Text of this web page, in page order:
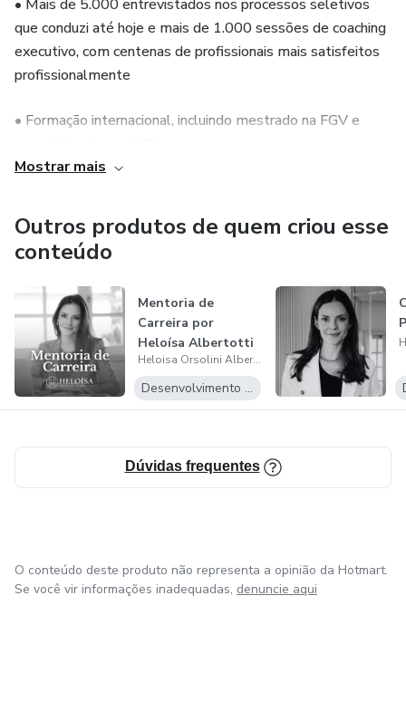
• Mais de 5.000 entrevistados nos processos seletivos
que conduzi até hoje e mais de 1.000 sessões de coaching
executivo, com centenas de profissionais mais satisfeitos
profissionalmente
• Formação internacional, incluindo mestrado na FGV e
• Já ajudei centenas de líderes executivos a alcançarem
promoções e recolocações estratégicas
Sempre fui fascinada por entender como as pessoas
tomam decisões e atualmente atuo exatamente buscando
guiar as pessoas em decisões que as tornem mais
autônomas, mais autênticas, felizes e bem-sucedidas!
Mostrar mais
Outros produtos de quem criou esse
conteúdo
Mentoria de
Carreira por
Heloísa Albertotti
Heloisa Orsolini Albertotti
Desenvolvimento Pessoal
Dúvidas frequentes
O conteúdo deste produto não representa a opinião da Hotmart.
Se você vir informações inadequadas, denuncie aqui